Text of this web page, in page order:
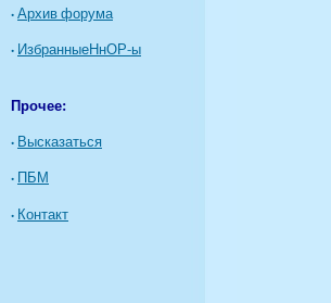
·Архив форума
· ИзбранныеНнОР-ы
Прочее:
· Высказаться
· ПБМ
· Контакт